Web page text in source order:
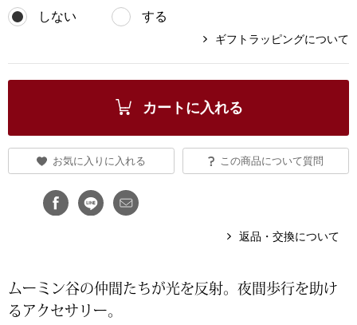
タログ
すべて見る
／チュニック
ダーウェア
トートバッグ
ハンドバッグ
ブリーフケース
リュック･バッ
しない する
ギフトラッピングについて
カートに入れる
お気に入りに入れる この商品について質問
返品・交換について
ムーミン谷の仲間たちが光を反射。夜間歩行を助け
るアクセサリー。